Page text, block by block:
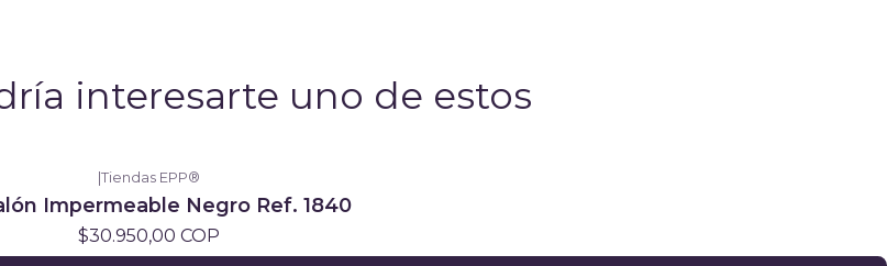
interesarte uno de estos
Tiendas EPP®
Impermeable Negro Ref. 1840
$30.950,00 COP